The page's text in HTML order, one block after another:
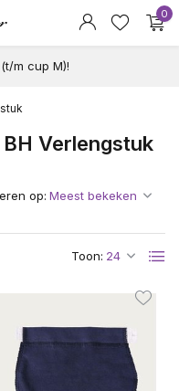
0
m cup M)!
Verlengstuk
Toon:
op: